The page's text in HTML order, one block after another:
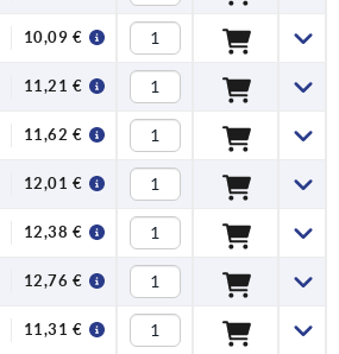
10,09 €
11,21 €
11,62 €
12,01 €
12,38 €
12,76 €
11,31 €